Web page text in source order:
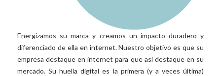
Energizamos su marca y creamos un impacto duradero y
diferenciado de ella en internet. Nuestro objetivo es que su
empresa destaque en internet para que así destaque en su
mercado. Su huella digital es la primera (y a veces última)